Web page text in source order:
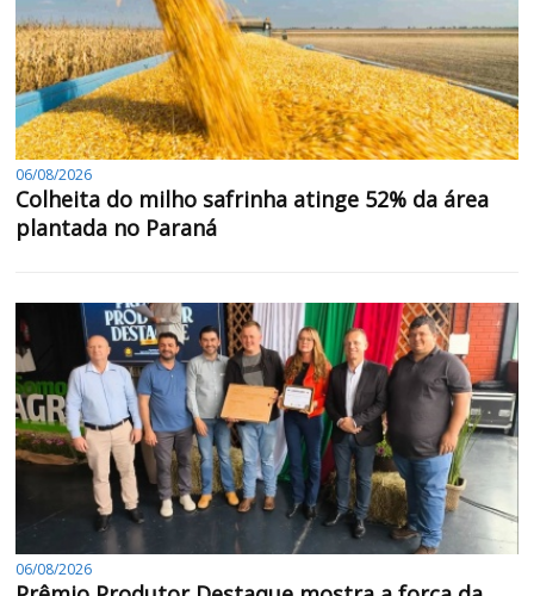
06/08/2026
Colheita do milho safrinha atinge 52% da área
plantada no Paraná
06/08/2026